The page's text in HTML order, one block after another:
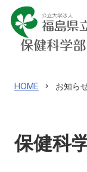
学部案内
学科紹介
大学院案内
教員メッセージ
HOME お知ら
保健科